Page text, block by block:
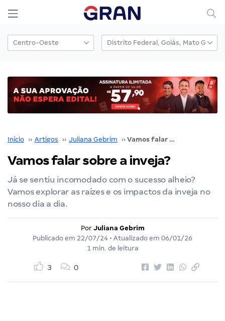
Início ›› Artigos ›› Juliana Gebrim ›› Vamos falar sobre a inveja?
Vamos falar sobre a inveja?
Já se sentiu incomodado com o sucesso alheio?
Vamos explorar as raízes e os impactos da inveja no
nosso dia a dia.
Por Juliana Gebrim
Publicado em 22/07/24 • Atualizado em 06/01/26
1 min. de leitura
3 0